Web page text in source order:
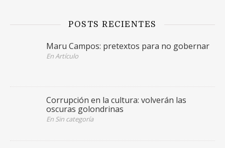
POSTS RECIENTES
Maru Campos: pretextos para no gobernar
En Artículo
Corrupción en la cultura: volverán las
oscuras golondrinas
En Sin categoría